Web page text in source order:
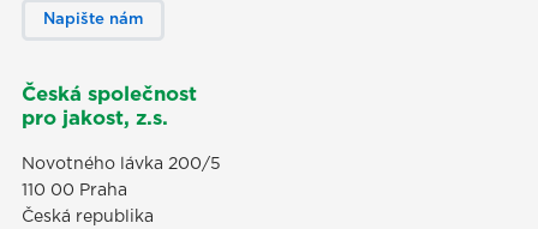
Napište nám
Česká společnost
pro jakost, z.s.
Novotného lávka 200/5
110 00 Praha
Česká republika